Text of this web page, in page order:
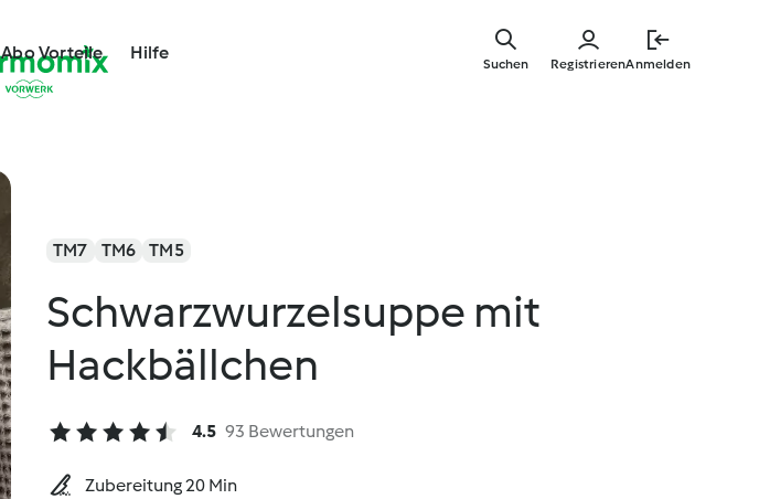
springen
Abo Vorteile Hilfe
RegistrierenAnmelden
Suchen
TM7 TM6 TM5
Schwarzwurzelsuppe mit
Hackbällchen
4.5 93 Bewertungen
Zubereitung 20 Min